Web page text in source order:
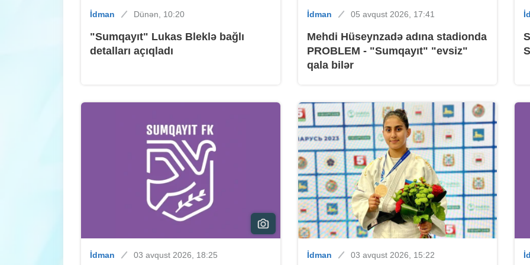
İdman Dünən, 10:20
"Sumqayıt" Lukas Bleklə bağlı
detalları açıqladı
İdman 05 avqust 2026, 17:41
Mehdi Hüseynzadə adına stadionda
PROBLEM - "Sumqayıt" "evsiz"
qala bilər
İdman 03 avqust 2026, 18:25 İdman 03 avqust 2026, 15:22